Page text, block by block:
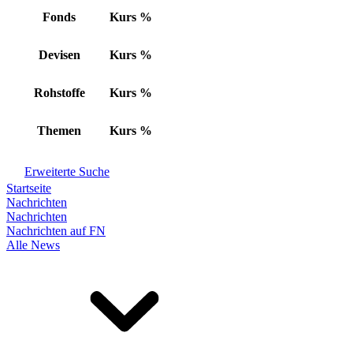
Fonds Kurs %
Devisen Kurs %
Rohstoffe Kurs %
Themen Kurs %
Erweiterte Suche
Startseite
Nachrichten
Nachrichten
Nachrichten auf FN
Alle News